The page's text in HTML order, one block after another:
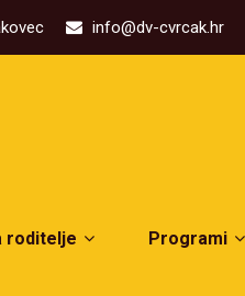
info@dv-cvrcak.hr
roditelje Programi